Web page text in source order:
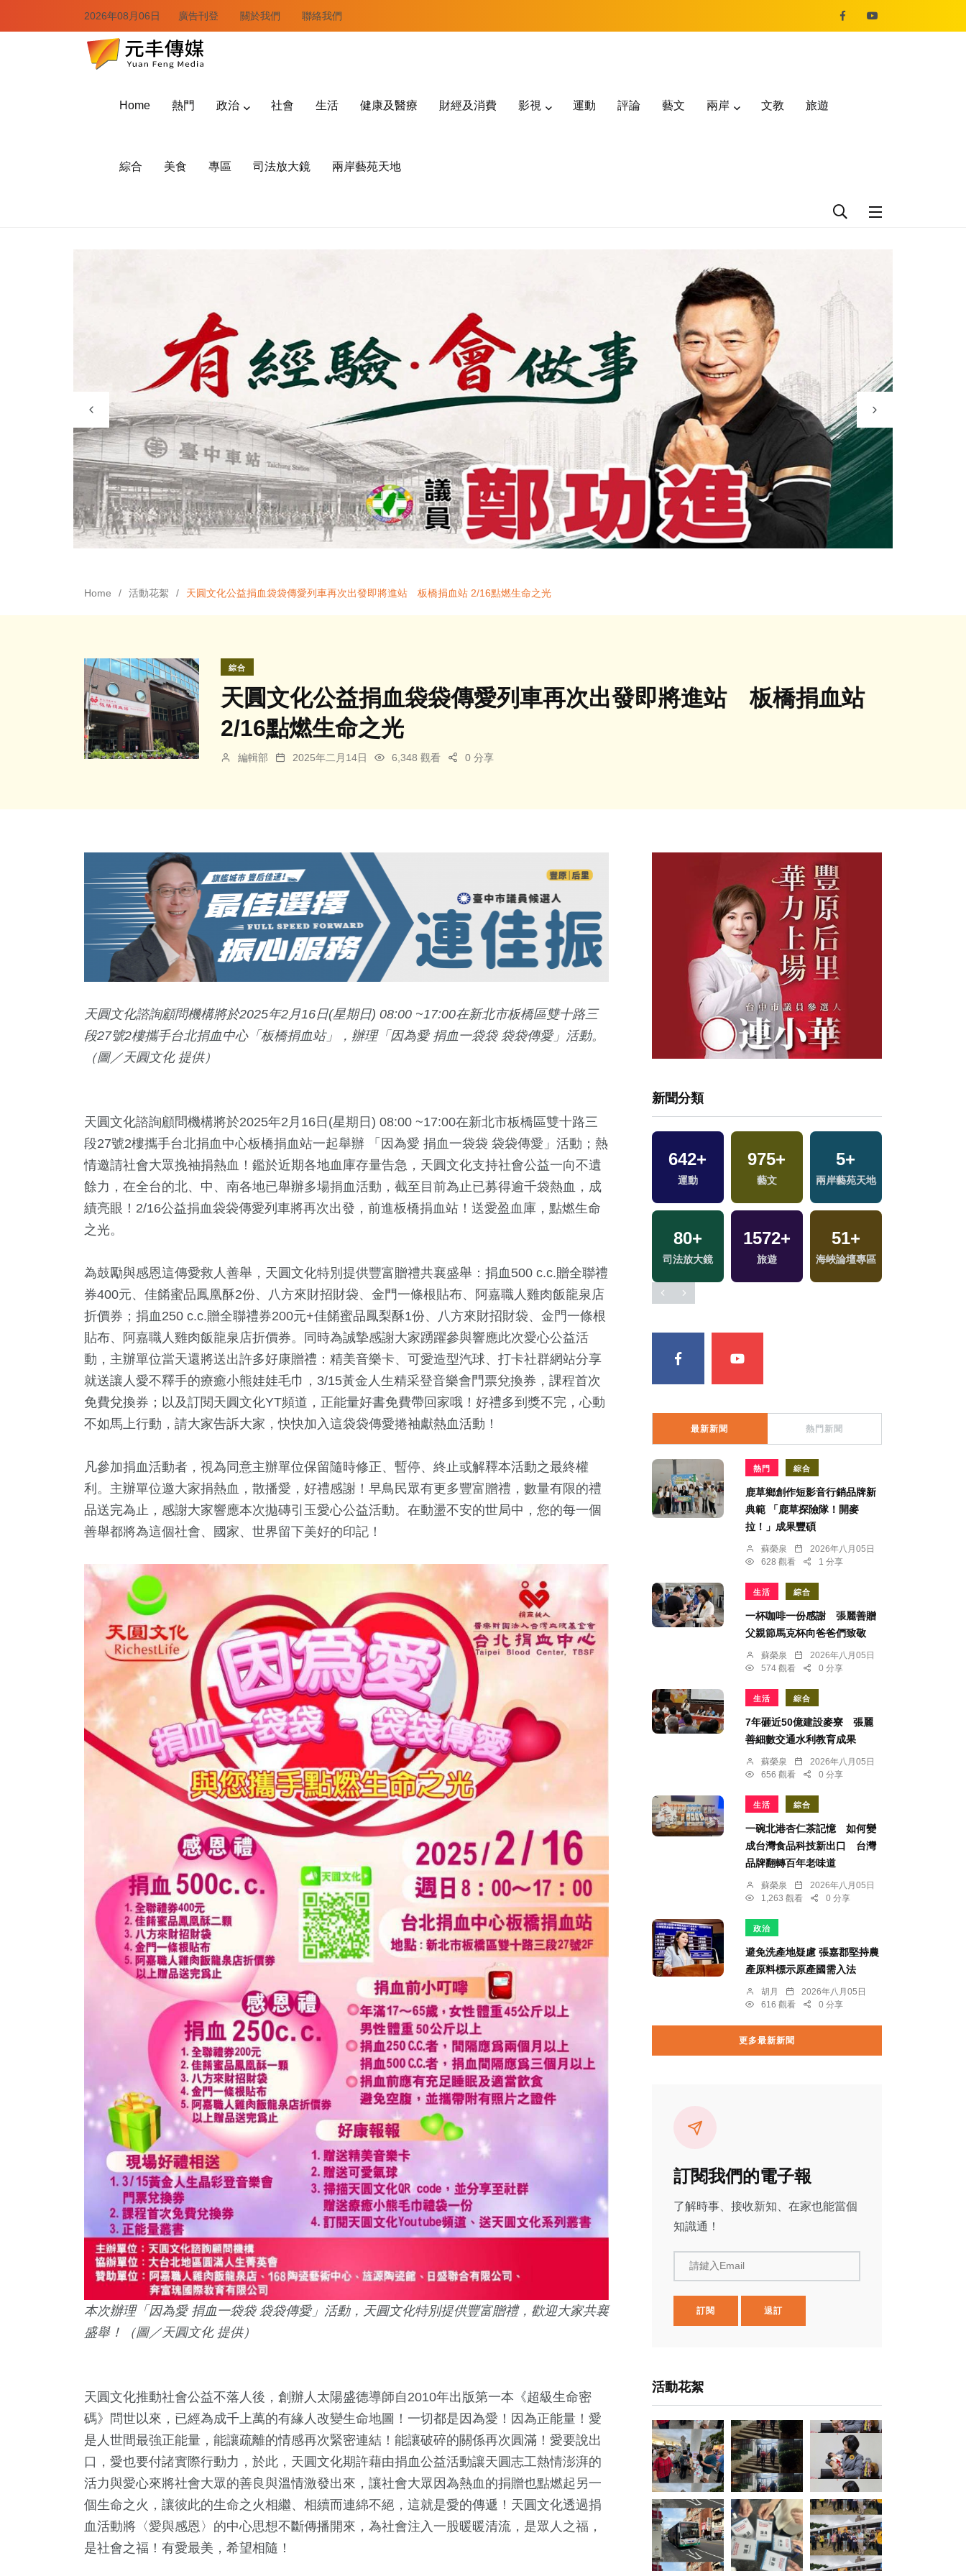
2026年08月06日 廣告刊登 關於我們 聯絡我們
Home 熱門 政治 社會 生活 健康及醫療 財經及消費 影視 運動 評論 藝文 兩岸 文教 旅遊
綜合 美食 專區 司法放大鏡 兩岸藝苑天地
Home 活動花絮 天圓文化公益捐血袋袋傳愛列車再次出發即將進站 板橋捐血站 2/16點燃生命之光
綜合
天圓文化公益捐血袋袋傳愛列車再次出發即將進站 板橋捐血站
2/16點燃生命之光
編輯部 2025年二月14日 6,348 觀看 0 分享
天圓文化諮詢顧問機構將於2025年2月16日(星期日) 08:00 ~17:00在新北市板橋區雙十路三
段27號2樓攜手台北捐血中心「板橋捐血站」，辦理「因為愛 捐血一袋袋 袋袋傳愛」活動。
（圖／天圓文化 提供）
天圓文化諮詢顧問機構將於2025年2月16日(星期日) 08:00 ~17:00在新北市板橋區雙十路三
段27號2樓攜手台北捐血中心板橋捐血站一起舉辦 「因為愛 捐血一袋袋 袋袋傳愛」活動；熱
情邀請社會大眾挽袖捐熱血！鑑於近期各地血庫存量告急，天圓文化支持社會公益一向不遺
餘力，在全台的北、中、南各地已舉辦多場捐血活動，截至目前為止已募得逾千袋熱血，成
績亮眼！2/16公益捐血袋袋傳愛列車將再次出發，前進板橋捐血站！送愛盈血庫，點燃生命
之光。
為鼓勵與感恩這傳愛救人善舉，天圓文化特別提供豐富贈禮共襄盛舉：捐血500 c.c.贈全聯禮
券400元、佳餚蜜品鳳凰酥2份、八方來財招財袋、金門一條根貼布、阿嘉職人雞肉飯龍泉店
折價券；捐血250 c.c.贈全聯禮券200元+佳餚蜜品鳳梨酥1份、八方來財招財袋、金門一條根
貼布、阿嘉職人雞肉飯龍泉店折價券。同時為誠摯感謝大家踴躍參與響應此次愛心公益活
動，主辦單位當天還將送出許多好康贈禮：精美音樂卡、可愛造型汽球、打卡社群網站分享
就送讓人愛不釋手的療癒小熊娃娃毛巾，3/15黃金人生精采登音樂會門票兌換券，課程首次
免費兌換券；以及訂閱天圓文化YT頻道，正能量好書免費帶回家哦！好禮多到獎不完，心動
不如馬上行動，請大家告訴大家，快快加入這袋袋傳愛捲袖獻熱血活動！
凡參加捐血活動者，視為同意主辦單位保留隨時修正、暫停、終止或解釋本活動之最終權
利。主辦單位邀大家捐熱血，散播愛，好禮感謝！早鳥民眾有更多豐富贈禮，數量有限的禮
品送完為止，感謝大家響應本次拋磚引玉愛心公益活動。在動盪不安的世局中，您的每一個
善舉都將為這個社會、國家、世界留下美好的印記！
本次辦理「因為愛 捐血一袋袋 袋袋傳愛」活動，天圓文化特別提供豐富贈禮，歡迎大家共襄
盛舉！（圖／天圓文化 提供）
天圓文化推動社會公益不落人後，創辦人太陽盛德導師自2010年出版第一本《超級生命密
碼》問世以來，已經為成千上萬的有緣人改變生命地圖！一切都是因為愛！因為正能量！愛
是人世間最強正能量，能讓疏離的情感再次緊密連結！能讓破碎的關係再次圓滿！愛要說出
口，愛也要付諸實際行動力，於此，天圓文化期許藉由捐血公益活動讓天圓志工熱情澎湃的
活力與愛心來將社會大眾的善良與溫情激發出來，讓社會大眾因為熱血的捐贈也點燃起另一
個生命之火，讓彼此的生命之火相繼、相續而連綿不絕，這就是愛的傳遞！天圓文化透過捐
血活動將〈愛與感恩〉的中心思想不斷傳播開來，為社會注入一股暖暖清流，是眾人之福，
是社會之福！有愛最美，希望相隨！
新聞分類
+
2024總統大選
265+
兩岸
254+
2186 +
健康及醫療
5256+
社會
2583+
文教
5+
2023金鐘獎
1911
財經及消費
化專區
642+
運動
975+
藝文
5+
兩岸藝苑天地
80+
司法放大鏡
1572+
旅遊
51+
海峽論壇專區
最新新聞 熱門新聞
熱門 綜合
鹿草鄉創作短影音行銷品牌新
典範 「鹿草探險隊！開麥
拉！」成果豐碩
蘇榮泉
2026年八月05日
628 觀看
1 分享
生活 綜合
一杯咖啡一份感謝 張麗善贈
父親節馬克杯向爸爸們致敬
蘇榮泉
2026年八月05日
574 觀看
0 分享
生活 綜合
7年砸近50億建設麥寮 張麗
善細數交通水利教育成果
蘇榮泉
2026年八月05日
656 觀看
0 分享
生活 綜合
一碗北港杏仁茶記憶 如何變
成台灣食品科技新出口 台灣
品牌翻轉百年老味道
蘇榮泉
2026年八月05日
1,263 觀看
0 分享
政治
避免洗產地疑慮 張嘉郡堅持農
產原料標示原產國需入法
胡月
2026年八月05日
616 觀看
0 分享
更多最新新聞
訂閱我們的電子報
了解時事、接收新知、在家也能當個
知識通！
請鍵入Email
訂閱 退訂
活動花絮